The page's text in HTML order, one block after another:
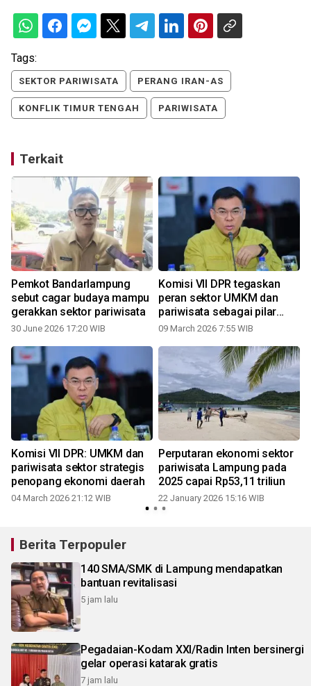
Tags:
SEKTOR PARIWISATA PERANG IRAN-AS
KONFLIK TIMUR TENGAH PARIWISATA
Terkait
Pemkot Bandarlampung
sebut cagar budaya mampu
gerakkan sektor pariwisata
30 June 2026 17:20 WIB
Komisi VII DPR tegaskan
peran sektor UMKM dan
pariwisata sebagai pilar
ekonomi daerah
09 March 2026 7:55 WIB
Komisi VII DPR: UMKM dan
pariwisata sektor strategis
penopang ekonomi daerah
04 March 2026 21:12 WIB
Perputaran ekonomi sektor
pariwisata Lampung pada
2025 capai Rp53,11 triliun
22 January 2026 15:16 WIB
Berita Terpopuler
140 SMA/SMK di Lampung mendapatkan
bantuan revitalisasi
5 jam lalu
Pegadaian-Kodam XXI/Radin Inten bersinergi
gelar operasi katarak gratis
7 jam lalu